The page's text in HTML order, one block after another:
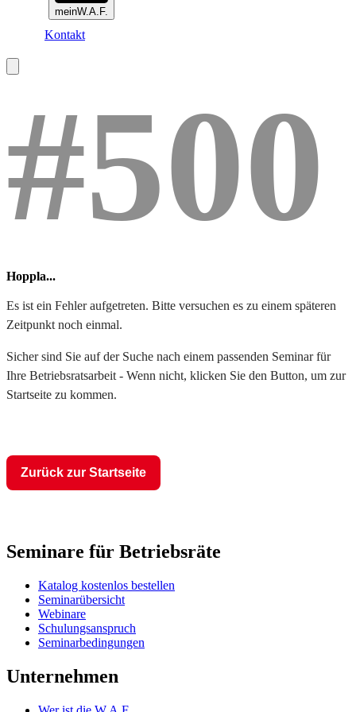
meinW.A.F.
Kontakt
#500
Hoppla...
Es ist ein Fehler aufgetreten. Bitte versuchen es zu einem späteren
Zeitpunkt noch einmal.
Sicher sind Sie auf der Suche nach einem passenden Seminar für
Ihre Betriebsratsarbeit - Wenn nicht, klicken Sie den Button, um zur
Startseite zu kommen.
Zurück zur Startseite
Seminare für Betriebsräte
Katalog kostenlos bestellen
Seminarübersicht
Webinare
Schulungsanspruch
Seminarbedingungen
Unternehmen